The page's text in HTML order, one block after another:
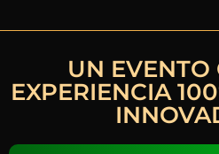
UN EVENTO
EXPERIENCIA